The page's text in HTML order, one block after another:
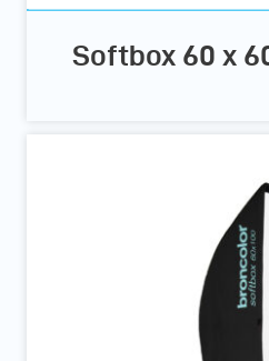
Softbox 60 x